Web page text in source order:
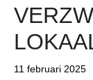
11 februari 2025